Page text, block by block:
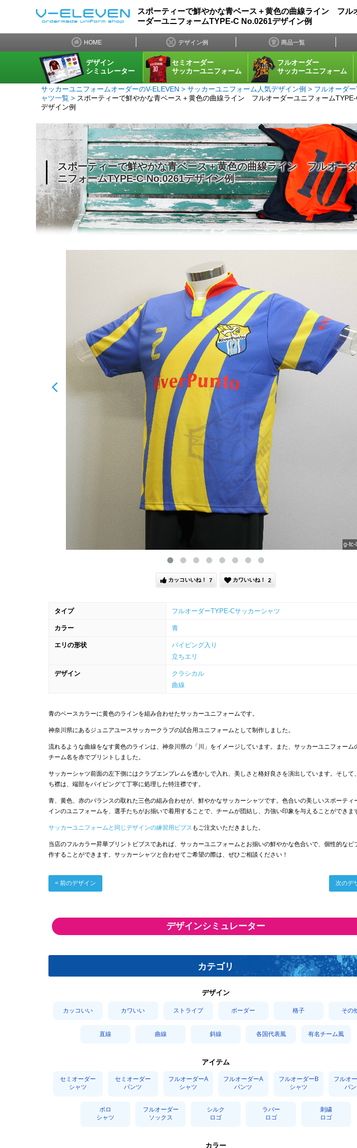
スポーティーで鮮やかな青ベース＋黄色の曲線ライン フル
ーダーユニフォームTYPE-C No.0261デザイン例
HOME
デザイン例 商品一覧
デザイン
シミュレーター
セミオーダー
サッカーユニフォーム
フルオーダー
サッカーユニフォーム
サッカーユニフォームオーダーのV-ELEVEN サッカーユニフォーム人気デザイン例
フルオーダ
ャツ一覧
スポーティーで鮮やかな青ベース＋黄色の曲線ライン フルオーダーユニフォームTYPE-
デザイン例
スポーティーで鮮やかな青ベース＋黄色の曲線ライン フルオー
ニフォームTYPE-C No.0261デザイン例
g-tc-
カッコいいね！ 7 カワいいね！ 2
タイプ フルオーダーTYPE-Cサッカーシャツ
カラー 青
エリの形状
パイピング入り
立ちエリ
デザイン
クラシカル
曲線
青のベースカラーに黄色のラインを組み合わせたサッカーユニフォームです。
神奈川県にあるジュニアユースサッカークラブの試合用ユニフォームとして制作しました。
流れるような曲線をなす黄色のラインは、神奈川県の「川」をイメージしています。また、サッカーユニフォーム
チーム名を赤でプリントしました。
サッカーシャツ前面の左下側にはクラブエンブレムを透かしで入れ、美しさと格好良さを演出しています。そして
ち襟は、端部をパイピングて丁寧に処理した特注襟です。
青、黄色、赤のバランスの取れた三色の組み合わせが、鮮やかなサッカーシャツです。色合いの美しいスポーティ
インのユニフォームを、選手たちがお揃いで着用することで、チームが団結し、力強い印象を与えることができま
サッカーユニフォームと同じデザインの練習用ビブス もご注文いただきました。
当店のフルカラー昇華プリントビブスであれば、サッカーユニフォームとお揃いの鮮やかな色合いで、個性的なビ
作することができます。サッカーシャツと合わせてご希望の際は、ぜひご相談ください！
< 前のデザイン 次のデ
デザインシミュレーター
カテゴリ
デザイン
カッコいい カワいい ストライプ ボーダー 格子 その
直線 曲線 斜線 各国代表風 有名チーム風
アイテム
セミオーダー
シャツ
セミオーダー
パンツ
フルオーダーA
シャツ
フルオーダーA
パンツ
フルオーダーB
シャツ
フルオ
パ
ポロ
シャツ
フルオーダー
ソックス
シルク
ロゴ
ラバー
ロゴ
刺繍
ロゴ
カラー